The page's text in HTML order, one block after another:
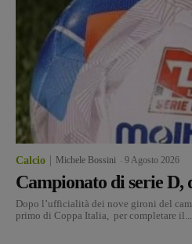
Calcio Michele Bossini 9 Agosto 2026
Campionato di serie D,
Dopo l’ufficialità dei nove gironi del
primo di Coppa Italia, per completare il...